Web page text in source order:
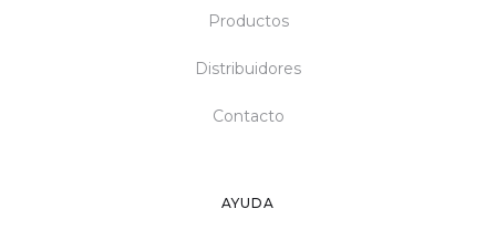
Productos
Distribuidores
Contacto
AYUDA